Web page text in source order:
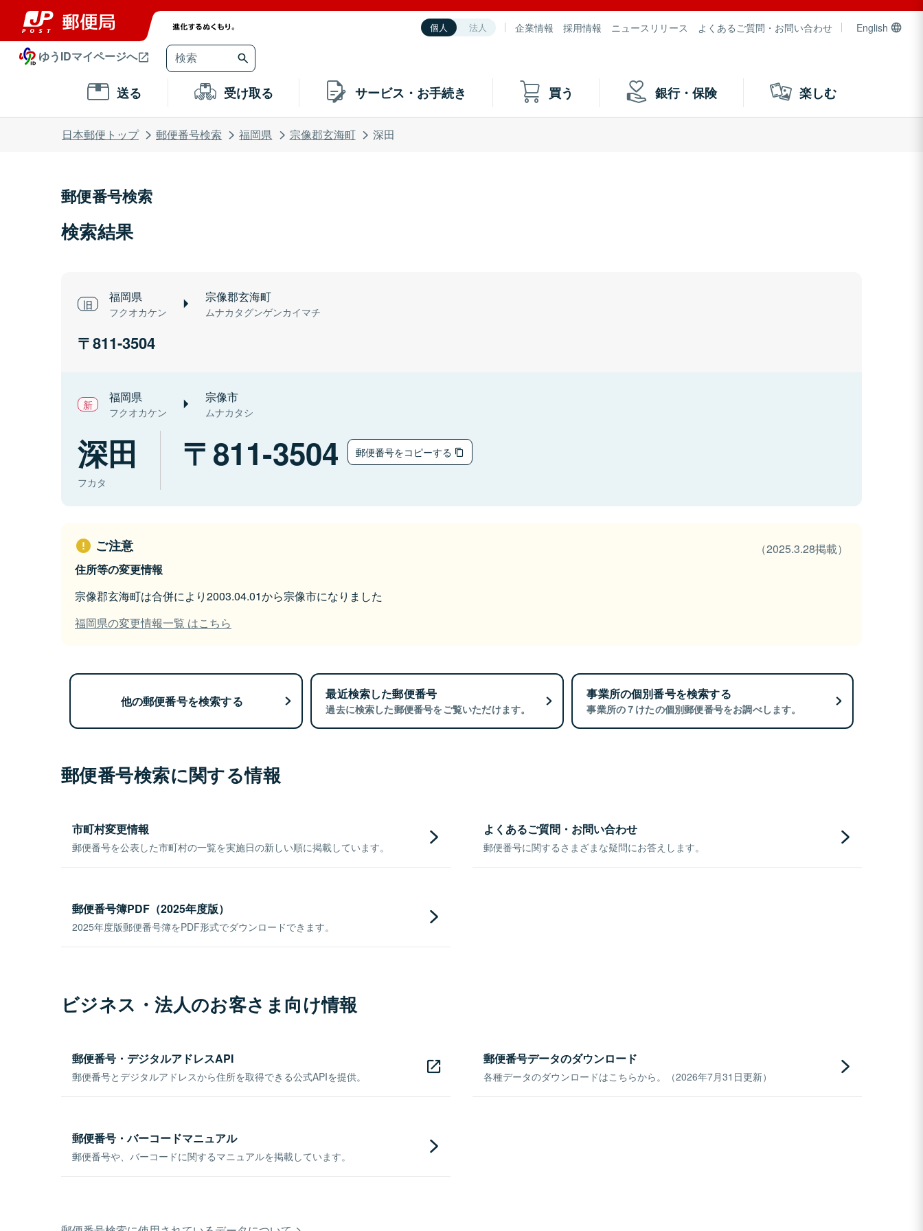
個人 法人 企業情報 採用情報 ニュースリリース よくあるご質問・お問い合わせ English
ゆうIDマイページへ
送る 受け取る サービス・お手続き 買う 銀行・保険 楽しむ
日本郵便トップ 郵便番号検索 福岡県 宗像郡玄海町 深田
郵便番号検索
検索結果
福岡県
フクオカケン
宗像郡玄海町
ムナカタグンゲンカイマチ
811-3504
福岡県
フクオカケン
宗像市
ムナカタシ
深田
フカタ
811-3504 郵便番号をコピーする
ご注意
（2025.3.28掲載）
住所等の変更情報
宗像郡玄海町は合併により2003.04.01から宗像市になりました
福岡県の変更情報一覧 はこちら
他の郵便番号を検索する 最近検索した郵便番号
過去に検索した郵便番号をご覧いただけます。
事業所の個別番号を検索する
事業所の７けたの個別郵便番号をお調べします。
郵便番号検索に関する情報
市町村変更情報
郵便番号を公表した市町村の一覧を実施日の新しい順に掲載しています。
よくあるご質問・お問い合わせ
郵便番号に関するさまざまな疑問にお答えします。
郵便番号簿PDF（2025年度版）
2025年度版郵便番号簿をPDF形式でダウンロードできます。
ビジネス・法人のお客さま向け情報
郵便番号・デジタルアドレスAPI
郵便番号とデジタルアドレスから住所を取得できる公式APIを提供。
郵便番号データのダウンロード
各種データのダウンロードはこちらから。（2026年7月31日更新）
郵便番号・バーコードマニュアル
郵便番号や、バーコードに関するマニュアルを掲載しています。